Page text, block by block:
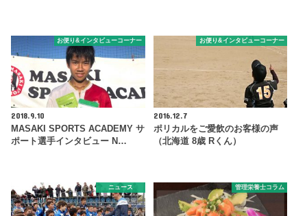
お便り&インタビューコーナー
2018.9.10
MASAKI SPORTS ACADEMY サ
ポート選手インタビュー N…
お便り&インタビューコーナー
2016.12.7
ポリカルをご愛飲のお客様の声
（北海道 8歳 Rくん）
ニュース 管理栄養士コラム